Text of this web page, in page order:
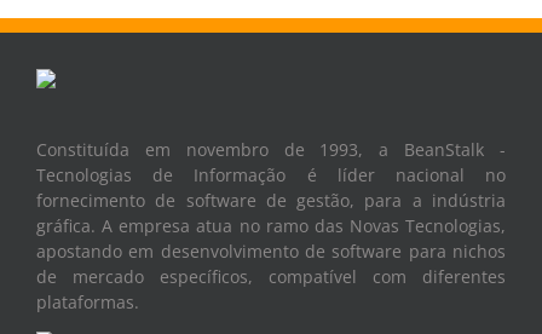
Constituída em novembro de 1993, a BeanStalk -
Tecnologias de Informação é líder nacional no
fornecimento de software de gestão, para a indústria
gráfica. A empresa atua no ramo das Novas Tecnologias,
apostando em desenvolvimento de software para nichos
de mercado específicos, compatível com diferentes
plataformas.